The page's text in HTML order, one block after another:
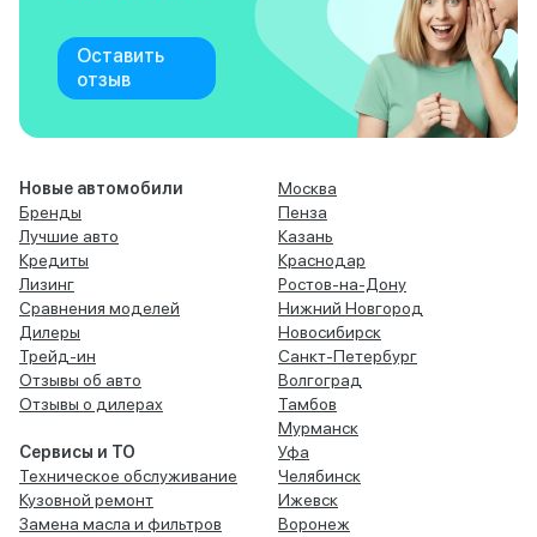
Оставить
отзыв
Новые автомобили
Бренды
Лучшие авто
Кредиты
Лизинг
Сравнения моделей
Дилеры
Трейд-ин
Отзывы об авто
Отзывы о дилерах
Сервисы и ТО
Техническое обслуживание
Кузовной ремонт
Замена масла и фильтров
Москва
Пенза
Казань
Краснодар
Ростов-на-Дону
Нижний Новгород
Новосибирск
Санкт-Петербург
Волгоград
Тамбов
Мурманск
Уфа
Челябинск
Ижевск
Воронеж